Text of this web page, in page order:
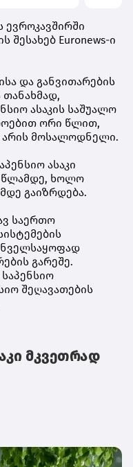
შესახებ Euronews-ი
და განვითარების
თანახმად,
ასაკის საშუალო
ორი წლით,
მოსალოდნელი.
ასაკი
წლამდე, ხოლო
გაიზრდება.
საერთო
გარეშე.
შეღავათების
მკვეთრად